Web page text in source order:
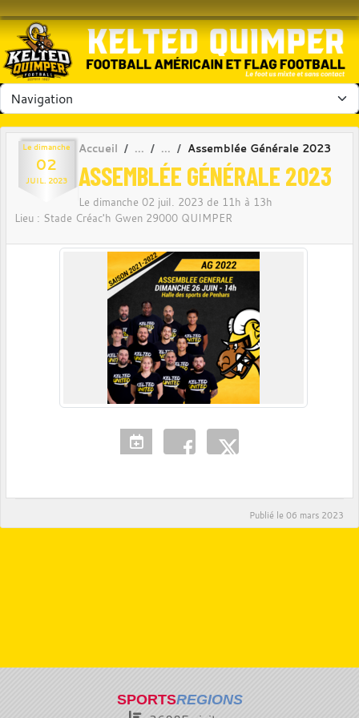
Le dimanche
02
JUIL. 2023
Accueil Assemblée Générale 2023
ASSEMBLÉE GÉNÉRALE 2023
Le dimanche 02 juil. 2023 de 11h à 13h
Lieu : Stade Créac'h Gwen 29000 QUIMPER
Publié le 06 mars 2023
SPORTSREGIONS
Panneau de gestion des cookies